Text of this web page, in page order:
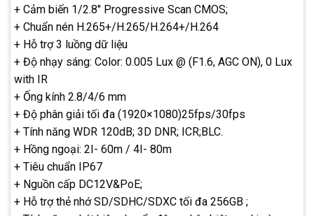
+ Cảm biến 1/2.8″ Progressive Scan CMOS;
+ Chuẩn nén H.265+/H.265/H.264+/H.264
+ Hỗ trợ 3 luồng dữ liệu
+ Độ nhạy sáng: Color: 0.005 Lux @ (F1.6, AGC ON), 0 Lux
with IR
+ Ống kính 2.8/4/6 mm
+ Độ phân giải tối đa (1920×1080)25fps/30fps
+ Tính năng WDR 120dB; 3D DNR; ICR;BLC.
+ Hồng ngoại: 2I- 60m / 4I- 80m
+ Tiêu chuẩn IP67
+ Nguồn cấp DC12V&PoE;
+ Hỗ trợ thẻ nhớ SD/SDHC/SDXC tối đa 256GB ;